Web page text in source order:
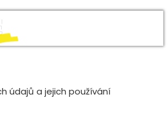
údajů a jejich používání